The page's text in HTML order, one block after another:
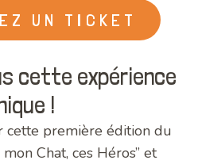
UN TICKET
cette expérience
!
cette première édition du
Chat, ces Héros” et